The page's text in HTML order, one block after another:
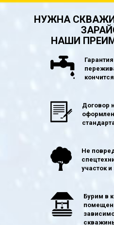
НУЖНА
НАШИ
Договор
Не
участок
Бурим в